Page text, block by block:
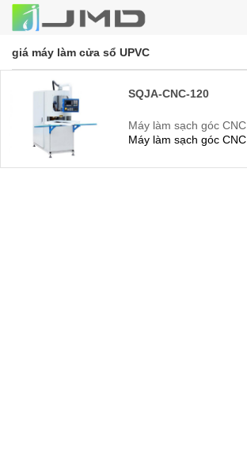
giá máy làm cửa sổ UPVC
SQJA-CNC-120
Máy làm sạch góc CNC
Máy làm sạch góc CNC